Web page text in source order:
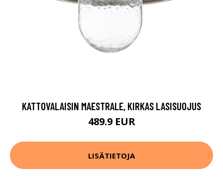
KATTOVALAISIN MAESTRALE, KIRKAS LASISUOJUS
489.9 EUR
LISÄTIETOJA